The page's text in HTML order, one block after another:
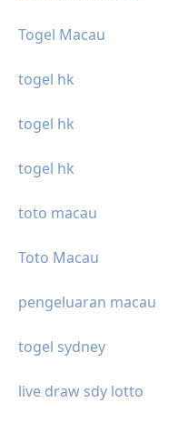
Togel Macau
togel hk
togel hk
togel hk
toto macau
Toto Macau
pengeluaran macau
togel sydney
live draw sdy lotto